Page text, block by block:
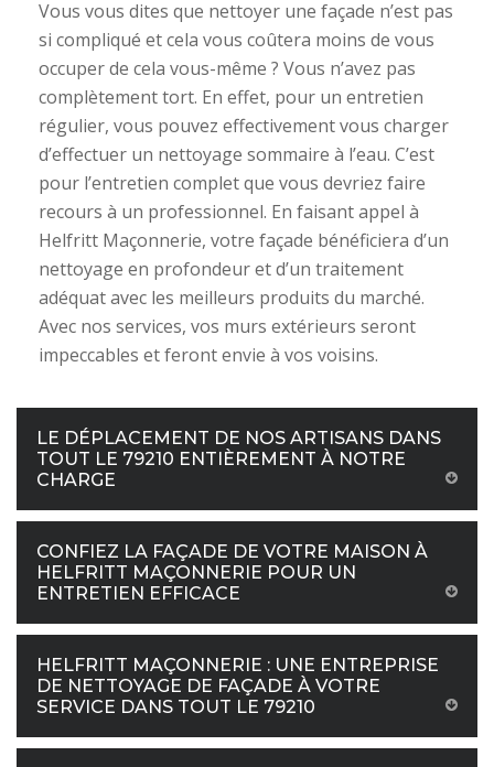
Vous vous dites que nettoyer une façade n’est pas
si compliqué et cela vous coûtera moins de vous
occuper de cela vous-même ? Vous n’avez pas
complètement tort. En effet, pour un entretien
régulier, vous pouvez effectivement vous charger
d’effectuer un nettoyage sommaire à l’eau. C’est
pour l’entretien complet que vous devriez faire
recours à un professionnel. En faisant appel à
Helfritt Maçonnerie, votre façade bénéficiera d’un
nettoyage en profondeur et d’un traitement
adéquat avec les meilleurs produits du marché.
Avec nos services, vos murs extérieurs seront
impeccables et feront envie à vos voisins.
LE DÉPLACEMENT DE NOS ARTISANS DANS
TOUT LE 79210 ENTIÈREMENT À NOTRE
CHARGE
CONFIEZ LA FAÇADE DE VOTRE MAISON À
HELFRITT MAÇONNERIE POUR UN
ENTRETIEN EFFICACE
HELFRITT MAÇONNERIE : UNE ENTREPRISE
DE NETTOYAGE DE FAÇADE À VOTRE
SERVICE DANS TOUT LE 79210